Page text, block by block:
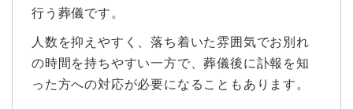
行う葬儀です。
人数を抑えやすく、落ち着いた雰囲気でお別れ
の時間を持ちやすい一方で、葬儀後に訃報を知
った方への対応が必要になることもあります。